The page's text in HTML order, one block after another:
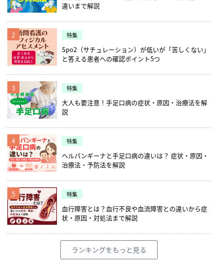
違いまで解説
2 特集
Spo2（サチュレーション）が低いが「苦しくない」
と答える患者への確認ポイント5つ
3 特集
大人も要注意！手足口病の症状・原因・治療法を解
説
4 特集
ヘルパンギーナと手足口病の違いは？ 症状・原因・
治療法・予防法を解説
5 特集
血行障害とは？血行不良や血流障害との違いから症
状・原因・対処法まで解説
ランキングをもっと見る